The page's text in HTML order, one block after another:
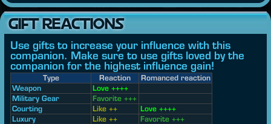
GIFT REACTIONS
Use gifts to increase your influence with this
companion. Make sure to use gifts loved by the
companion for the highest influence gain!
Type Reaction
Romanced reaction
Weapon
Love ++++
Military Gear
Favorite +++
Courting
Like ++
Love ++++
Luxury
Like ++
Favorite +++